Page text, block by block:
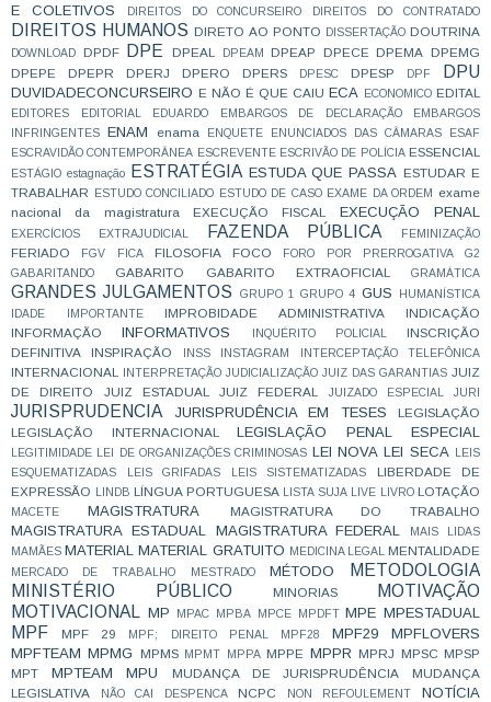
E COLETIVOS
DIREITOS DO CONCURSEIRO DIREITOS DO CONTRATADO
DIREITOS HUMANOS DIRETO AO PONTO DISSERTAÇÃO DOUTRINA
DOWNLOAD DPDF DPE DPEAL DPEAM DPEAP DPECE DPEMA DPEMG
DPEPE
DPEPR DPERJ DPERO DPERS DPESC DPESP DPF DPU
DUVIDADECONCURSEIRO E NÃO É QUE CAIU ECA ECONOMICO EDITAL
EDITORES EDITORIAL EDUARDO EMBARGOS DE DECLARAÇÃO
EMBARGOS
INFRINGENTES
ENAM enama ENQUETE ENUNCIADOS DAS CÂMARAS
ESAF
ESCRAVIDÃO CONTEMPORÂNEA ESCREVENTE ESCRIVÃO DE POLÍCIA ESSENCIAL
ESTÁGIO estagnação ESTRATÉGIA ESTUDA QUE PASSA ESTUDAR E
TRABALHAR
ESTUDO CONCILIADO ESTUDO DE CASO EXAME DA ORDEM
exame
nacional da magistratura
EXECUÇÃO FISCAL EXECUÇÃO PENAL
EXERCÍCIOS EXTRAJUDICIAL FAZENDA PÚBLICA FEMINIZAÇÃO
FERIADO FGV FICA FILOSOFIA FOCO FORO POR PRERROGATIVA
G2
GABARITANDO
GABARITO GABARITO EXTRAOFICIAL GRAMÁTICA
GRANDES JULGAMENTOS GRUPO 1 GRUPO 4 GUS
HUMANÍSTICA
IDADE
IMPORTANTE IMPROBIDADE ADMINISTRATIVA
INDICAÇÃO
INFORMAÇÃO
INFORMATIVOS INQUÉRITO POLICIAL
INSCRIÇÃO
DEFINITIVA
INSPIRAÇÃO INSS INSTAGRAM INTERCEPTAÇÃO TELEFÔNICA
INTERNACIONAL INTERPRETAÇÃO JUDICIALIZAÇÃO JUIZ DAS GARANTIAS JUIZ
DE DIREITO
JUIZ ESTADUAL JUIZ FEDERAL JUIZADO ESPECIAL JURI
JURISPRUDENCIA JURISPRUDÊNCIA EM TESES
LEGISLAÇÃO
LEGISLAÇÃO INTERNACIONAL
LEGISLAÇÃO PENAL ESPECIAL
LEGITIMIDADE LEI DE ORGANIZAÇÕES CRIMINOSAS LEI NOVA LEI SECA
LEIS
ESQUEMATIZADAS
LEIS GRIFADAS LEIS SISTEMATIZADAS
LIBERDADE DE
EXPRESSÃO
LINDB LÍNGUA PORTUGUESA LISTA SUJA LIVE LIVRO LOTAÇÃO
MACETE MAGISTRATURA MAGISTRATURA DO TRABALHO
MAGISTRATURA ESTADUAL MAGISTRATURA FEDERAL
MAIS LIDAS
MAMÃES MATERIAL MATERIAL GRATUITO MEDICINA LEGAL MENTALIDADE
MERCADO DE TRABALHO MESTRADO MÉTODO
METODOLOGIA
MINISTÉRIO PÚBLICO
MINORIAS
MOTIVAÇÃO
MOTIVACIONAL
MP MPAC MPBA MPCE MPDFT MPE MPESTADUAL
MPF MPF 29 MPF; DIREITO PENAL MPF28 MPF29
MPFLOVERS
MPFTEAM MPMG MPMS MPMT MPPA MPPE MPPR MPRJ MPSC MPSP
MPT
MPTEAM MPU MUDANÇA DE JURISPRUDÊNCIA
MUDANÇA
LEGISLATIVA
NÃO CAI DESPENCA NCPC NON REFOULEMENT
NOTÍCIA